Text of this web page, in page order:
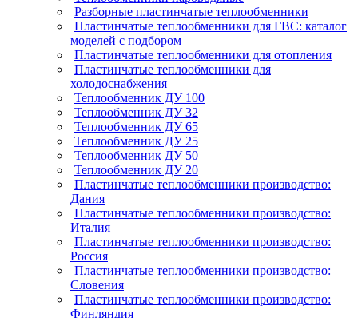
Разборные пластинчатые теплообменники
Пластинчатые теплообменники для ГВС: каталог
моделей с подбором
Пластинчатые теплообменники для отопления
Пластинчатые теплообменники для
холодоснабжения
Теплообменник ДУ 100
Теплообменник ДУ 32
Теплообменник ДУ 65
Теплообменник ДУ 25
Теплообменник ДУ 50
Теплообменник ДУ 20
Пластинчатые теплообменники производство:
Дания
Пластинчатые теплообменники производство:
Италия
Пластинчатые теплообменники производство:
Россия
Пластинчатые теплообменники производство:
Словения
Пластинчатые теплообменники производство:
Финляндия